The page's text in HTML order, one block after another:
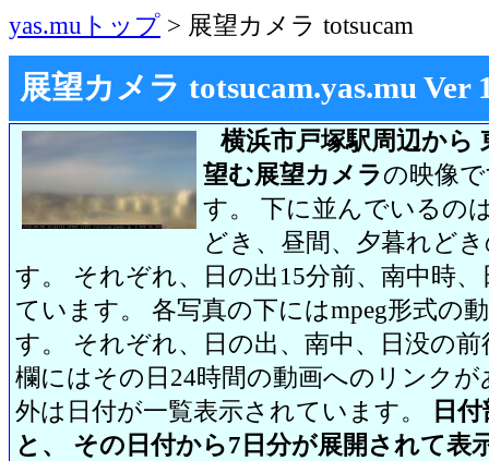
yas.muトップ > 展望カメラ totsucam
展望カメラ totsucam.yas.mu Ver
横浜市戸塚駅周辺から
望む展望カメラの映像
す。 下に並んでいるの
どき、昼間、夕暮れど
す。 それぞれ、日の出15分前、南中時
ています。 各写真の下にはmpeg形式の
す。 それぞれ、日の出、南中、日没の
欄にはその日24時間の動画へのリンク
外は日付が一覧表示されています。
日
と、 その日付から7日分が展開されて表